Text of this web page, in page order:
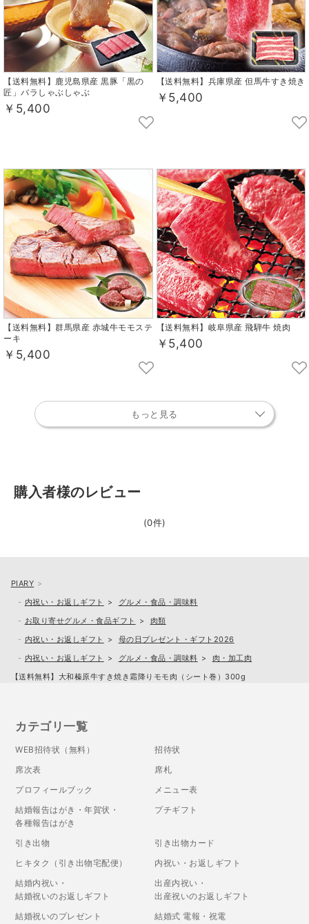
【送料無料】鹿児島県産 黒豚「黒の
匠」バラしゃぶしゃぶ
￥5,400
【送料無料】兵庫県産 但馬牛すき焼き
￥5,400
【送料無料】群馬県産 赤城牛モモステ
ーキ
￥5,400
【送料無料】岐阜県産 飛騨牛 焼肉
￥5,400
もっと見る
購入者様のレビュー
(0件)
PIARY
内祝い・お返しギフト
グルメ・食品・調味料
お取り寄せグルメ・食品ギフト
肉類
内祝い・お返しギフト
母の日プレゼント・ギフト2026
内祝い・お返しギフト
グルメ・食品・調味料
肉・加工肉
【送料無料】大和榛原牛すき焼き霜降りモモ肉（シート巻）300g
カテゴリ一覧
WEB招待状（無料）
招待状
席次表
席札
プロフィールブック
メニュー表
結婚報告はがき・年賀状・
各種報告はがき
プチギフト
引き出物
引き出物カード
ヒキタク（引き出物宅配便）
内祝い・お返しギフト
結婚内祝い・
結婚祝いのお返しギフト
出産内祝い・
出産祝いのお返しギフト
結婚祝いのプレゼント
結婚式 電報・祝電